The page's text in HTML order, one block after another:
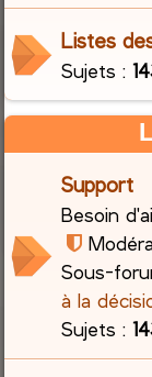
Listes
Sujets :
Support
Besoin
Sous-
à la
Sujets :